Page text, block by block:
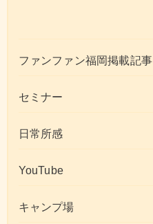
ファンファン福岡掲載記事
セミナー
日常所感
YouTube
キャンプ場